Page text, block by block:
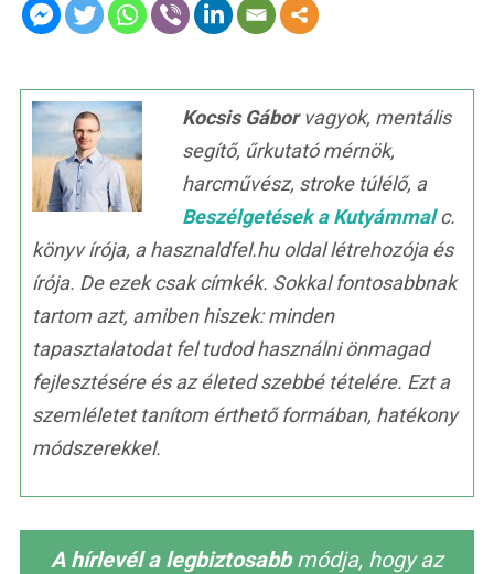
Kocsis Gáborvagyok, mentális
segítő, űrkutató mérnök,
harcművész, stroke túlélő, a
Beszélgetések a Kutyámmalc.
könyv írója, a hasznaldfel.hu oldal létrehozója és
írója. De ezek csak címkék. Sokkal fontosabbnak
tartom azt, amiben hiszek: minden
tapasztalatodat fel tudod használni önmagad
fejlesztésére és az életed szebbé tételére. Ezt a
szemléletet tanítom érthető formában, hatékony
módszerekkel.
A hírlevél a legbiztosabbmódja, hogy az